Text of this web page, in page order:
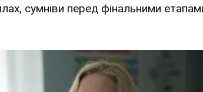
сумніви перед фінальними